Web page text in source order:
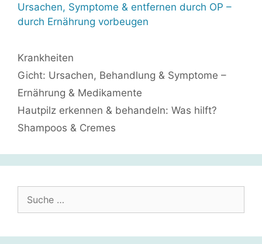
Ursachen, Symptome & entfernen durch OP –
durch Ernährung vorbeugen
Kategorien
Krankheiten
Gicht: Ursachen, Behandlung & Symptome –
Ernährung & Medikamente
Hautpilz erkennen & behandeln: Was hilft?
Shampoos & Cremes
nach: